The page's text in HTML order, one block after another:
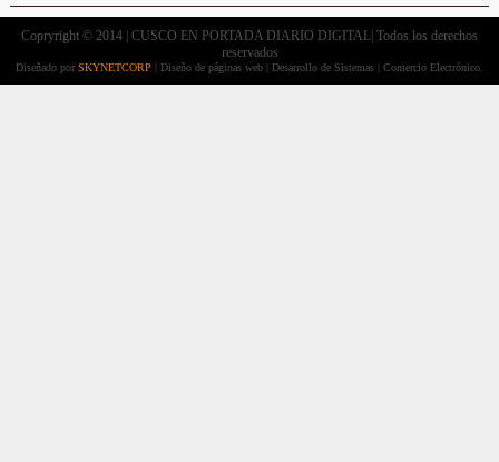
Copryright © 2014 | CUSCO EN PORTADA DIARIO DIGITAL| Todos los derechos
reservados
Diseñado por SKYNETCORP | Diseño de páginas web | Desarrollo de Sistemas | Comercio Electrónico.